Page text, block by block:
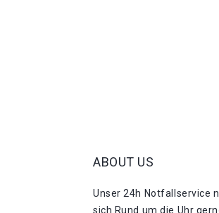
ABOUT US
Unser 24h Notfallservice
sich Rund um die Uhr